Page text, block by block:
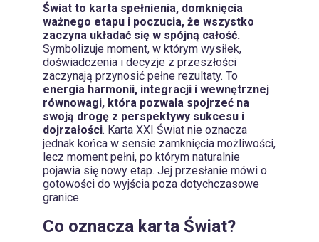
Świat to karta spełnienia, domknięcia
ważnego etapu i poczucia, że wszystko
zaczyna układać się w spójną całość.
Symbolizuje moment, w którym wysiłek,
doświadczenia i decyzje z przeszłości
zaczynają przynosić pełne rezultaty. To
energia harmonii, integracji i wewnętrznej
równowagi, która pozwala spojrzeć na
swoją drogę z perspektywy sukcesu i
dojrzałości. Karta XXI Świat nie oznacza
jednak końca w sensie zamknięcia możliwości,
lecz moment pełni, po którym naturalnie
pojawia się nowy etap. Jej przesłanie mówi o
gotowości do wyjścia poza dotychczasowe
granice.
Co oznacza karta Świat?